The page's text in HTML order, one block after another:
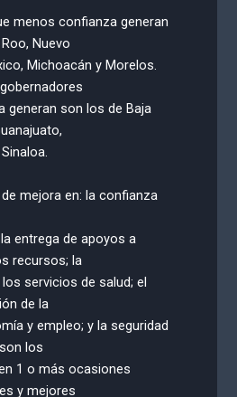
menos confianza generan
Nuevo
Michoacán y Morelos.
generan son los de Baja
mejora en: la confianza
entrega de apoyos a
recursos; la
servicios de salud; el
de la
y empleo; y la seguridad
los
1 o más ocasiones
y mejores